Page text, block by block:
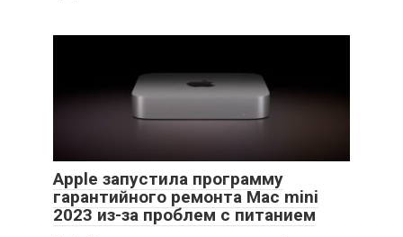
Apple запустила программу
гарантийного ремонта Mac mini
2023 из-за проблем с питанием